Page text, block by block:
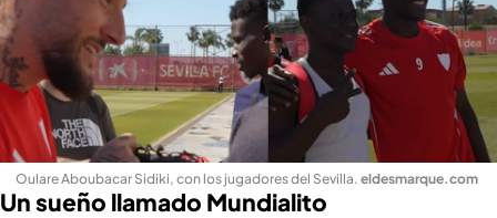
Oulare Aboubacar Sidiki, con los jugadores del Sevilla. eldesmarque.com
Un sueño llamado Mundialito